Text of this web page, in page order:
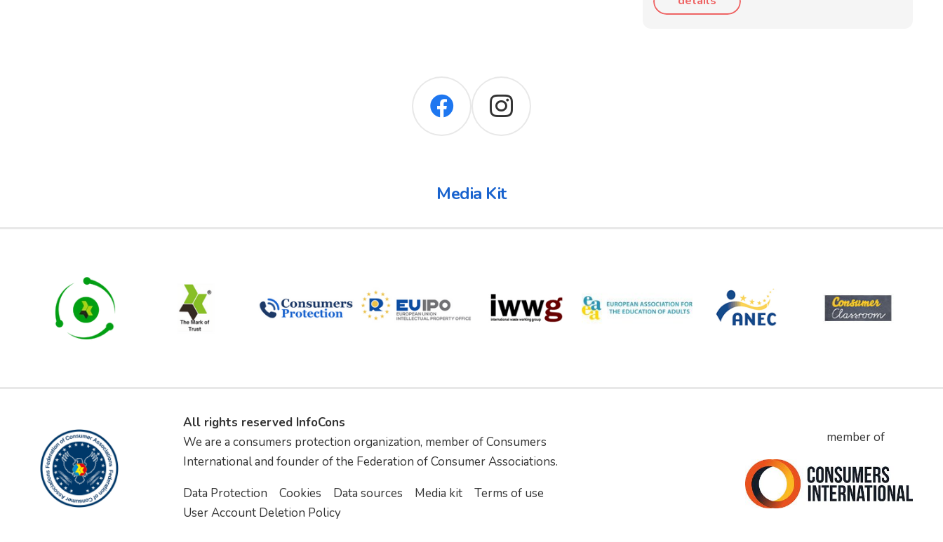
Media Kit
All rights reserved InfoCons
We are a consumers protection organization, member of Consumers
International and founder of the Federation of Consumer Associations.
Data Protection
Cookies Data sources Media kit
Terms of use
User Account Deletion Policy
member of